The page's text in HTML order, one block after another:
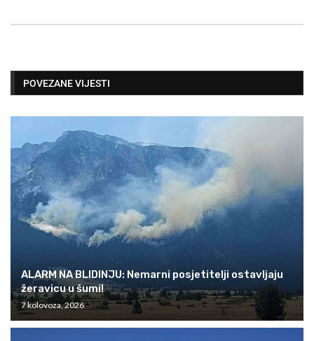
POVEZANE VIJESTI
ALARM NA BLIDINJU: Nemarni posjetitelji ostavljaju
žeravicu u šumi!
7 kolovoza, 2026